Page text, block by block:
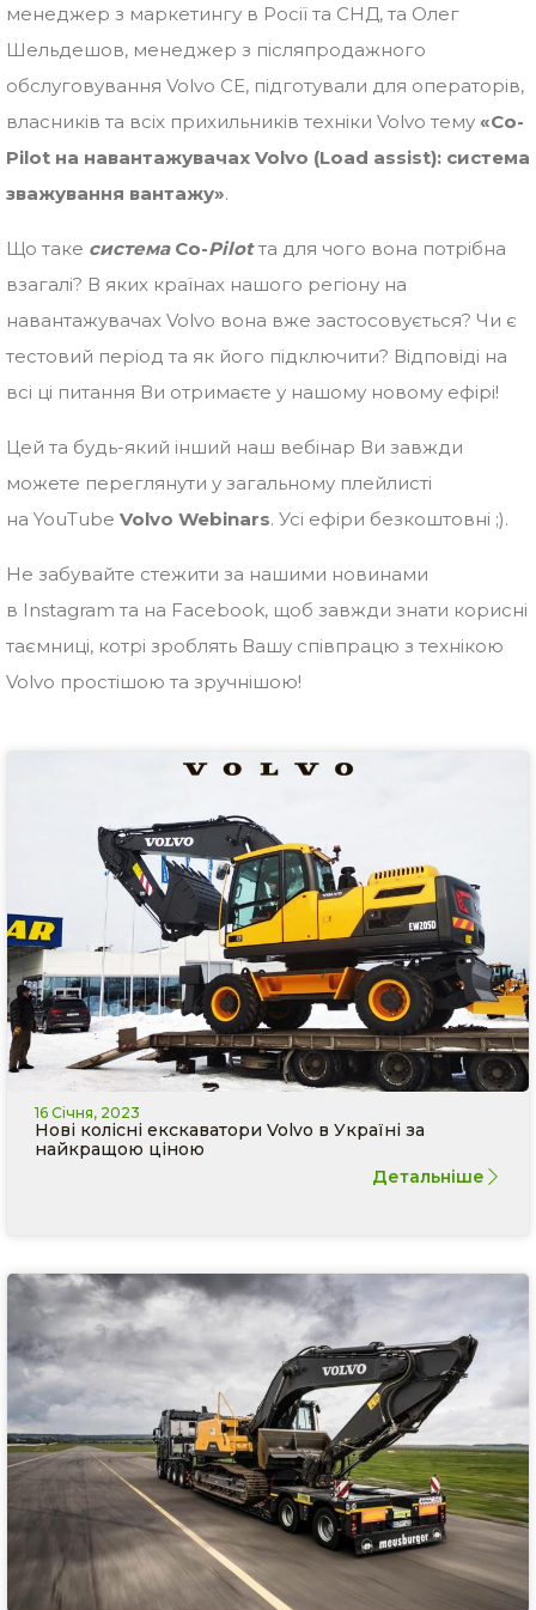
менеджер з маркетингу в Росії та СНД, та Олег
Шельдешов, менеджер з післяпродажного
обслуговування Volvo CE, підготували для операторів,
власників та всіх прихильників техніки Volvo тему «Co-
Pilot на навантажувачах Volvo (Load assist): система
зважування вантажу».
Що таке система Co-Pilotта для чого вона потрібна
взагалі? В яких країнах нашого регіону на
навантажувачах Volvo вона вже застосовується? Чи є
тестовий період та як його підключити? Відповіді на
всі ці питання Ви отримаєте у нашому новому ефірі!
Цей та будь-який інший наш вебінар Ви завжди
можете переглянути у загальному плейлисті
на YouTube Volvo Webinars. Усі ефіри безкоштовні ;).
Не забувайте стежити за нашими новинами
в Instagram та на Facebook, щоб завжди знати корисні
таємниці, котрі зроблять Вашу співпрацю з технікою
Volvo простішою та зручнішою!
16 Січня, 2023
Нові колісні екскаватори Volvo в Україні за
найкращою ціною
Детальніше